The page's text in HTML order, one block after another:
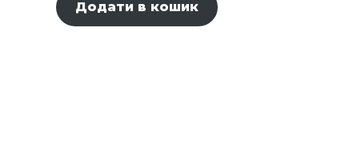
Додати в кошик